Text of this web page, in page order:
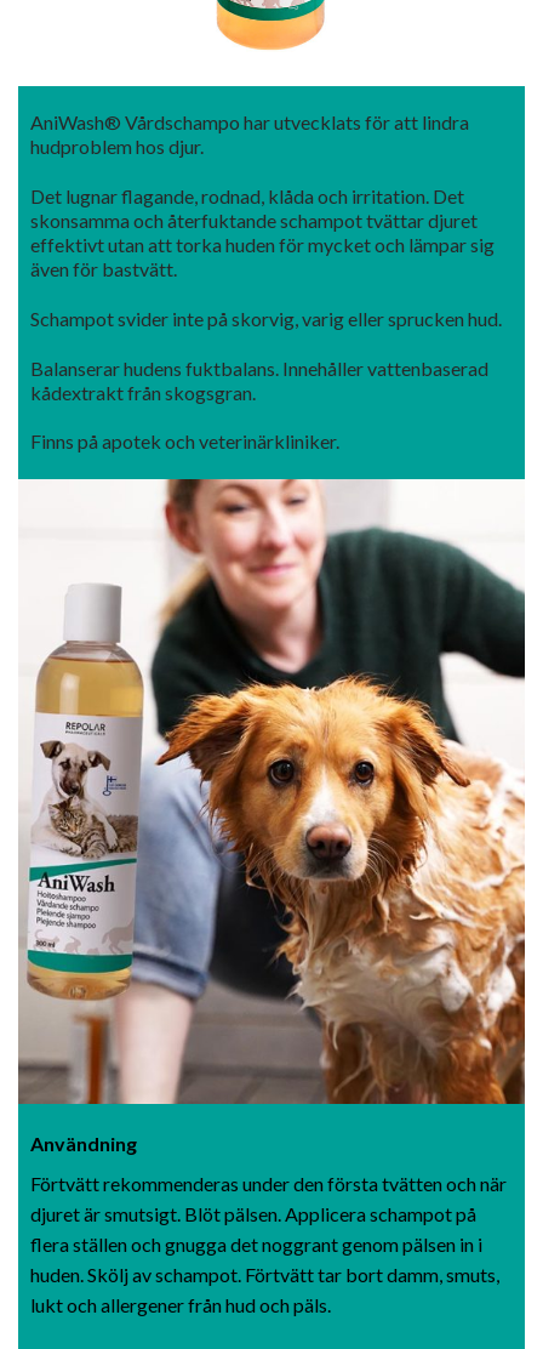
AniWash® Vårdschampo har utvecklats för att lindra
hudproblem hos djur.
Det lugnar flagande, rodnad, klåda och irritation. Det
skonsamma och återfuktande schampot tvättar djuret
effektivt utan att torka huden för mycket och lämpar sig
även för bastvätt.
Schampot svider inte på skorvig, varig eller sprucken hud.
Balanserar hudens fuktbalans. Innehåller vattenbaserad
kådextrakt från skogsgran.
Finns på apotek och veterinärkliniker.
Användning
Förtvätt rekommenderas under den första tvätten och när
djuret är smutsigt. Blöt pälsen. Applicera schampot på
flera ställen och gnugga det noggrant genom pälsen in i
huden. Skölj av schampot. Förtvätt tar bort damm, smuts,
lukt och allergener från hud och päls.